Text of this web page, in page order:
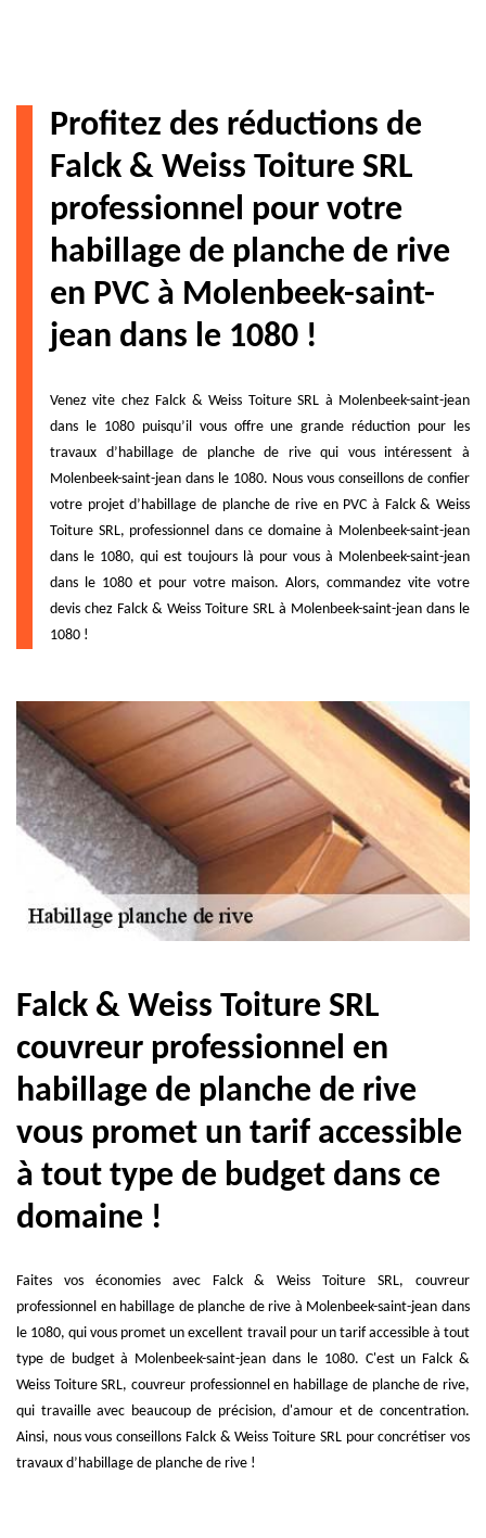
Profitez des réductions de
Falck & Weiss Toiture SRL
professionnel pour votre
habillage de planche de rive
en PVC à Molenbeek-saint-
jean dans le 1080 !
Venez vite chez Falck & Weiss Toiture SRL à Molenbeek-saint-jean
dans le 1080 puisqu’il vous offre une grande réduction pour les
travaux d’habillage de planche de rive qui vous intéressent à
Molenbeek-saint-jean dans le 1080. Nous vous conseillons de confier
votre projet d’habillage de planche de rive en PVC à Falck & Weiss
Toiture SRL, professionnel dans ce domaine à Molenbeek-saint-jean
dans le 1080, qui est toujours là pour vous à Molenbeek-saint-jean
dans le 1080 et pour votre maison. Alors, commandez vite votre
devis chez Falck & Weiss Toiture SRL à Molenbeek-saint-jean dans le
1080 !
Falck & Weiss Toiture SRL
couvreur professionnel en
habillage de planche de rive
vous promet un tarif accessible
à tout type de budget dans ce
domaine !
Faites vos économies avec Falck & Weiss Toiture SRL, couvreur
professionnel en habillage de planche de rive à Molenbeek-saint-jean dans
le 1080, qui vous promet un excellent travail pour un tarif accessible à tout
type de budget à Molenbeek-saint-jean dans le 1080. C'est un Falck &
Weiss Toiture SRL, couvreur professionnel en habillage de planche de rive,
qui travaille avec beaucoup de précision, d'amour et de concentration.
Ainsi, nous vous conseillons Falck & Weiss Toiture SRL pour concrétiser vos
travaux d’habillage de planche de rive !